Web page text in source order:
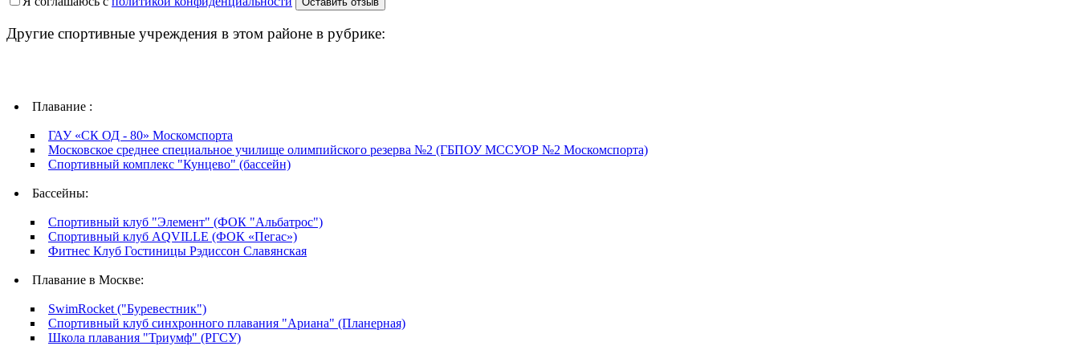
Другие спортивные учреждения в этом районе в рубрике:
Плавание :
ГАУ «СК ОД - 80» Москомспорта
Московское среднее специальное училище олимпийского резерва №2 (ГБПОУ МССУОР №2 Москомспорта)
Спортивный комплекс "Кунцево" (бассейн)
Бассейны:
Спортивный клуб "Элемент" (ФОК "Альбатрос")
Спортивный клуб AQVILLE (ФОК «Пегас»)
Фитнес Клуб Гостиницы Рэдиссон Славянская
Плавание в Москве:
SwimRocket ("Буревестник")
Спортивный клуб синхронного плавания "Ариана" (Планерная)
Школа плавания "Триумф" (РГСУ)